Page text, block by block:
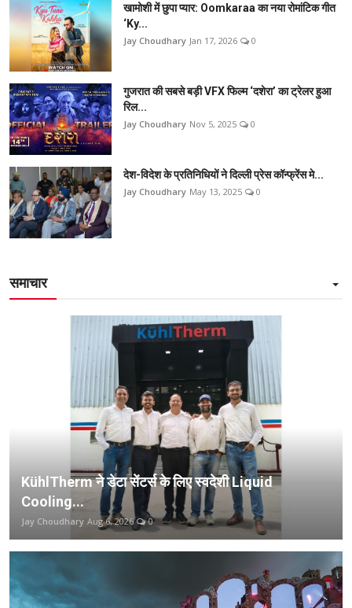
खामोशी में छुपा प्यार: Oomkaraa का नया रोमांटिक गीत
‘Ky...
Jay Choudhary Jan 17, 2026 0
गुजरात की सबसे बड़ी VFX फिल्म ‘दशेरा’ का ट्रेलर हुआ
रिल...
Jay Choudhary Nov 5, 2025 0
देश-विदेश के प्रतिनिधियों ने दिल्ली प्रेस कॉन्फ्रेंस मे...
Jay Choudhary May 13, 2025 0
समाचार
KühlTherm ने डेटा सेंटर्स के लिए स्वदेशी Liquid
Cooling...
Jay Choudhary Aug 6, 2026 0